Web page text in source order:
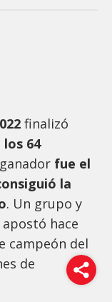
finalizó
64
fue el
la
. Un grupo y
hace
campeón del
de